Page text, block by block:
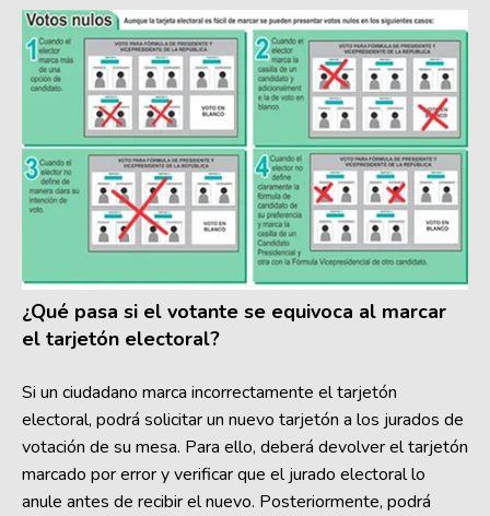
¿Qué pasa si el votante se equivoca al marcar
el tarjetón electoral?
Si un ciudadano marca incorrectamente el tarjetón
electoral, podrá solicitar un nuevo tarjetón a los jurados de
votación de su mesa. Para ello, deberá devolver el tarjetón
marcado por error y verificar que el jurado electoral lo
anule antes de recibir el nuevo. Posteriormente, podrá